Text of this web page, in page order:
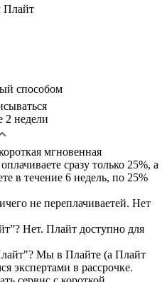
Плайт
способом
2 недели
мгновенная
сразу только 25%, а
в течение 6 недель, по 25%
не переплачиваетей. Нет
Нет. Плайт доступно для
Мы в Плайте (а Плайт
экспертами в рассрочке.